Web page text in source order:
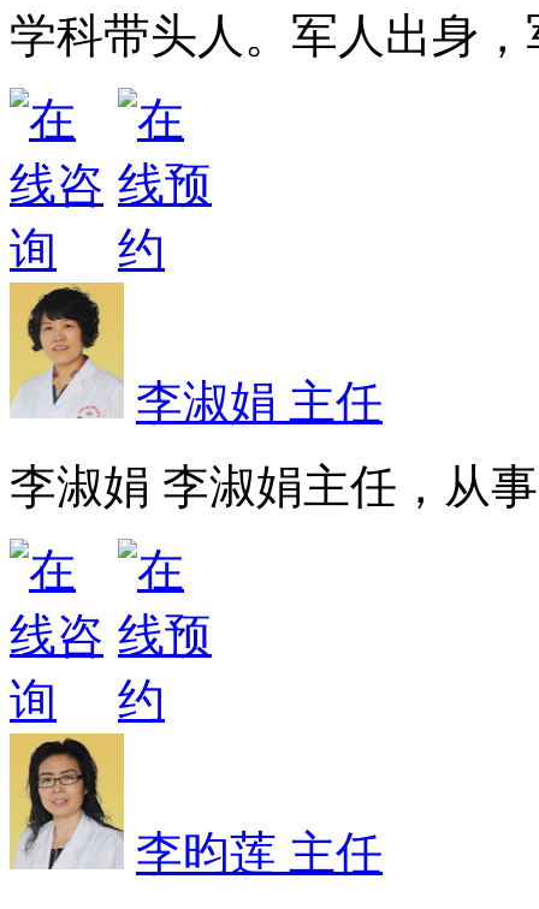
学科带头人。军人出身
李淑娟 主任
李淑娟 李淑娟主任，从
李昀莲 主任